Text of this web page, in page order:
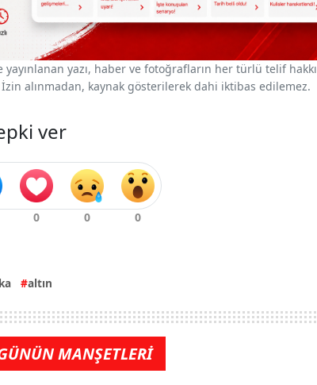
yazı, haber ve fotoğrafların her türlü telif hakkı
alınmadan, kaynak gösterilerek dahi iktibas edilemez.
ver
altın
MANŞETLERİ